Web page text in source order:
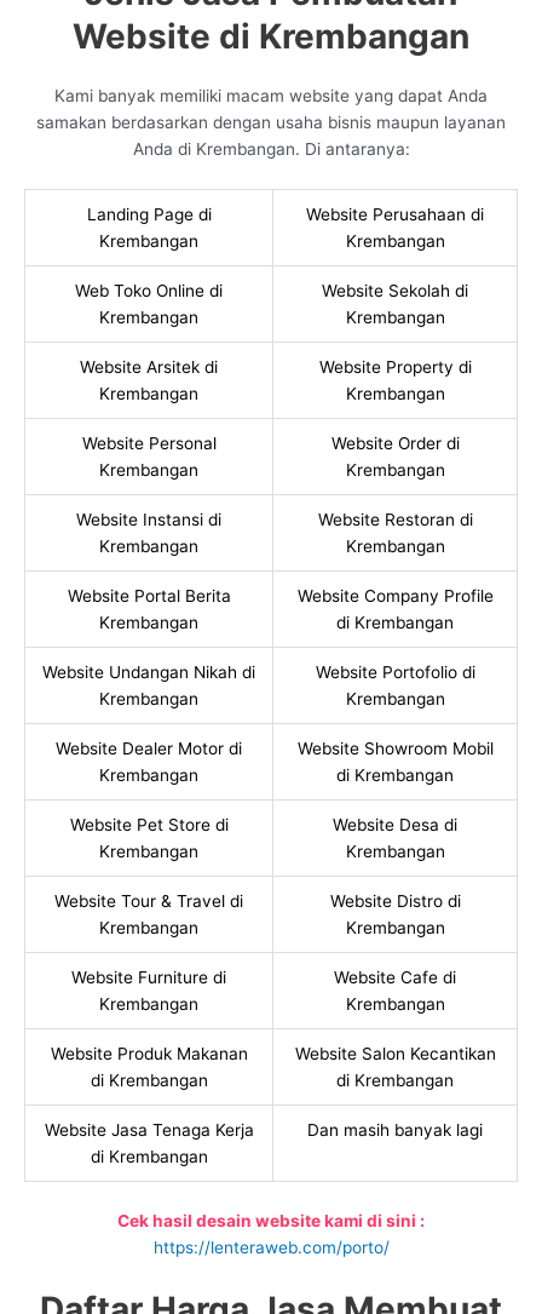
Website di Krembangan
Kami banyak memiliki macam website yang dapat Anda
samakan berdasarkan dengan usaha bisnis maupun layanan
Anda di Krembangan. Di antaranya:
Landing Page di
Krembangan
Website Perusahaan di
Krembangan
Web Toko Online di
Krembangan
Website Sekolah di
Krembangan
Website Arsitek di
Krembangan
Website Property di
Krembangan
Website Personal
Krembangan
Website Order di
Krembangan
Website Instansi di
Krembangan
Website Restoran di
Krembangan
Website Portal Berita
Krembangan
Website Company Profile
di Krembangan
Website Undangan Nikah di
Krembangan
Website Portofolio di
Krembangan
Website Dealer Motor di
Krembangan
Website Showroom Mobil
di Krembangan
Website Pet Store di
Krembangan
Website Desa di
Krembangan
Website Tour & Travel di
Krembangan
Website Distro di
Krembangan
Website Furniture di
Krembangan
Website Cafe di
Krembangan
Website Produk Makanan
di Krembangan
Website Salon Kecantikan
di Krembangan
Website Jasa Tenaga Kerja
di Krembangan
Dan masih banyak lagi
Cek hasil desain website kami di sini :
https://lenteraweb.com/porto/